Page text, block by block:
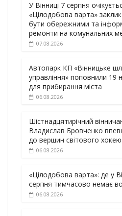
У Вінниці 7 серпня
«Цілодобова варта»
бути обережними та
ремонти на комунальних
07.08.2026
Автопарк КП «Вінницьке
управління» поповнили 19
для прибирання міста
06.08.2026
Шістнадцятирічний
Владислав Бровченко
до вершин світового хокею
06.08.2026
«Цілодобова варта»: де у
серпня тимчасово немає
06.08.2026